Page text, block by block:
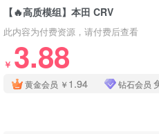
【🔥高质模组】本田 CRV
此内容为付费资源，请付费后查看
￥ 3.88
黄金会员 ￥ 1.94 钻石会员